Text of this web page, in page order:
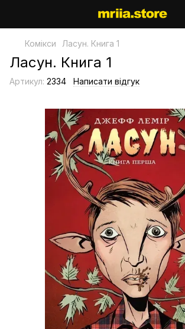
Комікси Ласун. Книга 1
Ласун. Книга 1
Артикул: 2334 Написати відгук